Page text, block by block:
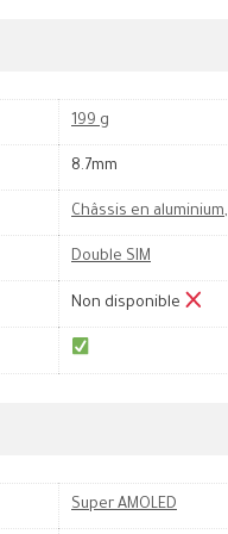
199 g
8.7mm
Châssis en aluminium,
Double SIM
Non disponible
Super AMOLED